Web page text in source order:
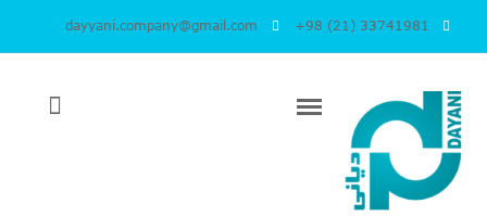
dayyani.company@gmail.com +98 (21) 33741981